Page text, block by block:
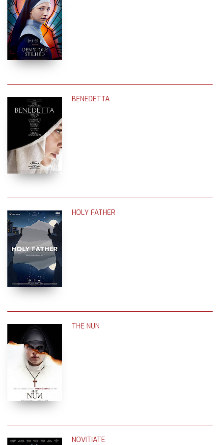
BENEDETTA
HOLY FATHER
THE NUN
NOVITIATE